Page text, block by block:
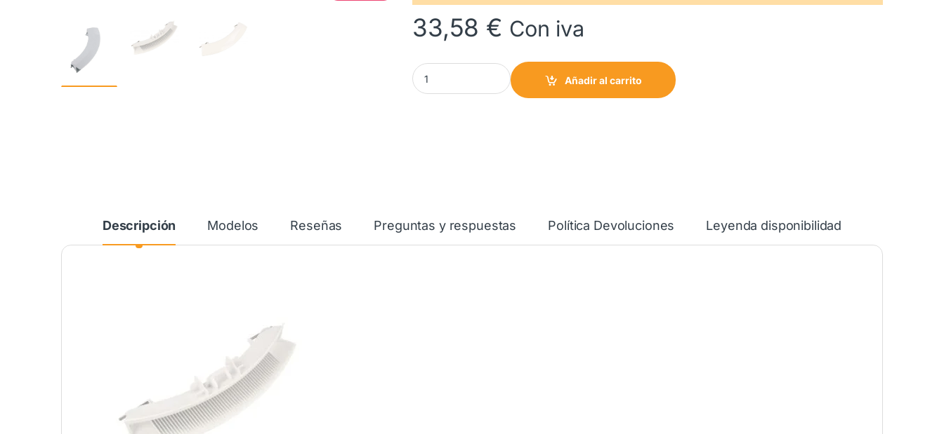
33,58 € Con iva
Maneta Puerta Lavadora BALAY BOSCH 10009732 cantidad
Añadir al carrito
Descripción Modelos Reseñas Preguntas y respuestas Política Devoluciones Leyenda disponibilidad